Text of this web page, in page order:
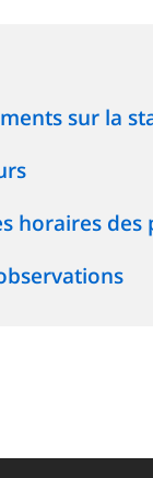
sur la
horaires des